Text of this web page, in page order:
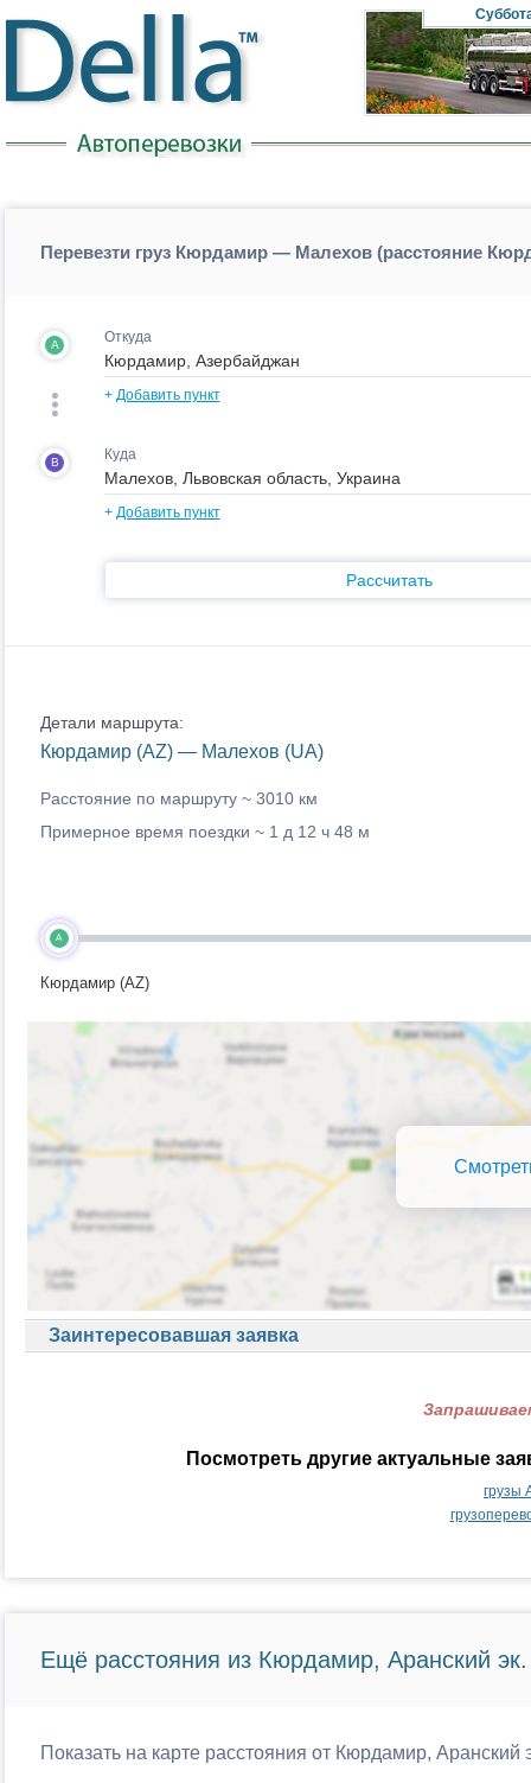
Перевезти груз Кюрдамир — Малехов (расстояние
A Откуда
+ Добавить пункт
B Куда
+ Добавить пункт
Рассчитать
Детали маршрута:
Кюрдамир (AZ) — Малехов (UA)
Расстояние по маршруту ~ 3010 км
Примерное время поездки ~ 1 д 12 ч 48 м
A
Кюрдамир (AZ)
Заинтересовавшая заявка
Посмотреть другие актуальные
грузы
Ещё расстояния из Кюрдамир, Аранский
Показать на карте расстояния от Кюрдамир,